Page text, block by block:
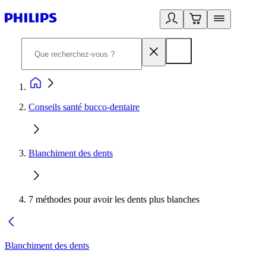
Conseils santé bucco-dentaire
Blanchiment des dents
7 méthodes pour avoir les dents plus blanches
Blanchiment des dents